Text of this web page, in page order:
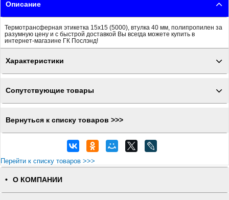
Описание
Термотрансферная этикетка 15x15 (5000), втулка 40 мм, полипропилен за
разумную цену и с быстрой доставкой Вы всегда можете купить в
интернет-магазине ГК Послэнд!
Характеристики
Сопутствующие товары
Вернуться к списку товаров >>>
Перейти к списку товаров >>>
О КОМПАНИИ